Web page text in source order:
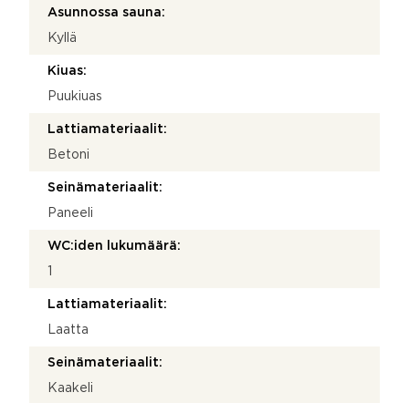
Asunnossa sauna:
Kyllä
Kiuas:
Puukiuas
Lattiamateriaalit:
Betoni
Seinämateriaalit:
Paneeli
WC:iden lukumäärä:
Lattiamateriaalit:
Laatta
Seinämateriaalit:
Kaakeli